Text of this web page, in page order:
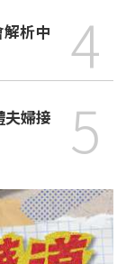
4
婦接
5